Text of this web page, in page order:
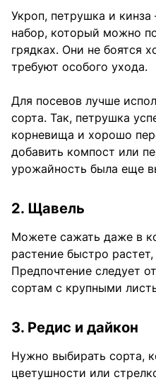
Укроп, петрушка и
набор, который можно
грядках. Они не боятся
требуют особого ухода.
Для посевов лучше
сорта. Так, петрушка
корневища и хорошо
добавить компост или
урожайность была еще
2. Щавель
Можете сажать даже в
растение быстро
Предпочтение следует
сортам с крупными
3. Редис и дайкон
Нужно выбирать сорта,
цветушности или